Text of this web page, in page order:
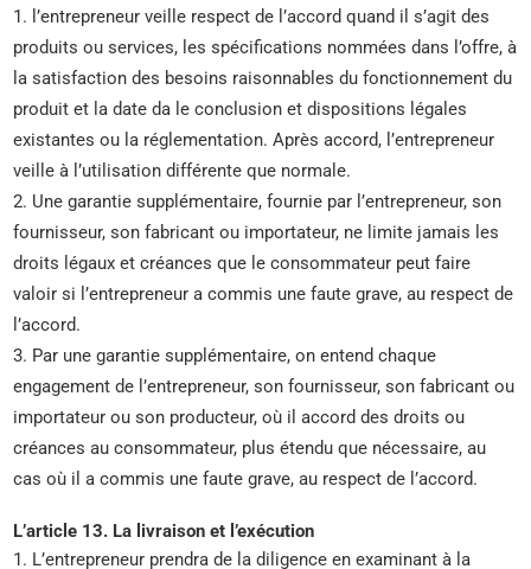
1. l’entrepreneur veille respect de l’accord quand il s’agit des
produits ou services, les spécifications nommées dans l’offre, à
la satisfaction des besoins raisonnables du fonctionnement du
produit et la date da le conclusion et dispositions légales
existantes ou la réglementation. Après accord, l’entrepreneur
veille à l’utilisation différente que normale.
2. Une garantie supplémentaire, fournie par l’entrepreneur, son
fournisseur, son fabricant ou importateur, ne limite jamais les
droits légaux et créances que le consommateur peut faire
valoir si l’entrepreneur a commis une faute grave, au respect de
l’accord.
3. Par une garantie supplémentaire, on entend chaque
engagement de l’entrepreneur, son fournisseur, son fabricant ou
importateur ou son producteur, où il accord des droits ou
créances au consommateur, plus étendu que nécessaire, au
cas où il a commis une faute grave, au respect de l’accord.
L’article 13. La livraison et l’exécution
1. L’entrepreneur prendra de la diligence en examinant à la